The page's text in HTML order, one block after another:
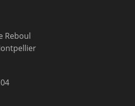
Reboul